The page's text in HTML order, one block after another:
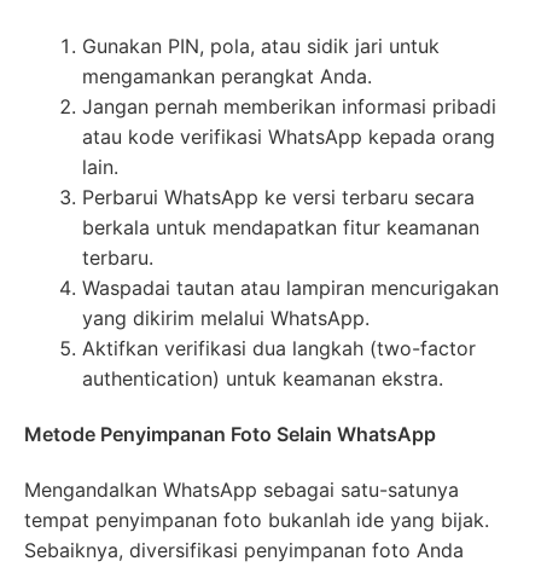
Gunakan PIN, pola, atau sidik jari untuk
mengamankan perangkat Anda.
Jangan pernah memberikan informasi pribadi
atau kode verifikasi WhatsApp kepada orang
lain.
Perbarui WhatsApp ke versi terbaru secara
berkala untuk mendapatkan fitur keamanan
terbaru.
Waspadai tautan atau lampiran mencurigakan
yang dikirim melalui WhatsApp.
Aktifkan verifikasi dua langkah (two-factor
authentication) untuk keamanan ekstra.
Metode Penyimpanan Foto Selain WhatsApp
Mengandalkan WhatsApp sebagai satu-satunya
tempat penyimpanan foto bukanlah ide yang bijak.
Sebaiknya, diversifikasi penyimpanan foto Anda